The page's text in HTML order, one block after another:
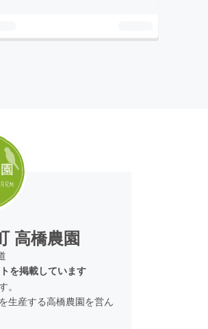
高橋農園
を掲載しています
。
生産する高橋農園を営ん